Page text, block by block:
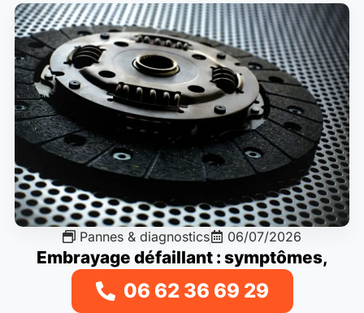
Pannes & diagnostics 06/07/2026
Embrayage défaillant : symptômes,
dépose et remplacement
06 62 36 69 29